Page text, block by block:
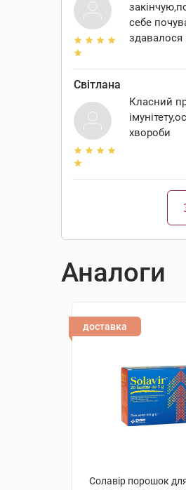
себе
Світлана
Класний
хвороби
Аналоги
доставка
Солавір порошок